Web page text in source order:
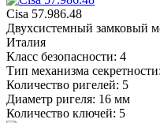
Cisa 57.986.48
Двухсистемный замковый
Италия
Класс безопасности: 4
Тип механизма секретности:
Количество ригелей: 5
Диаметр ригеля: 16 мм
Количество ключей: 5